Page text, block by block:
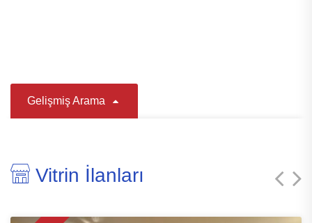
Gelişmiş Arama
Vitrin İlanları